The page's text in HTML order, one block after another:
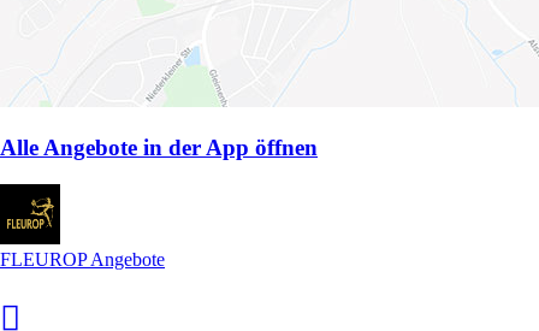
Alle Angebote in der App öffnen
FLEUROP Angebote